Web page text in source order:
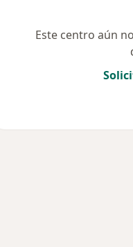
Este centro aún